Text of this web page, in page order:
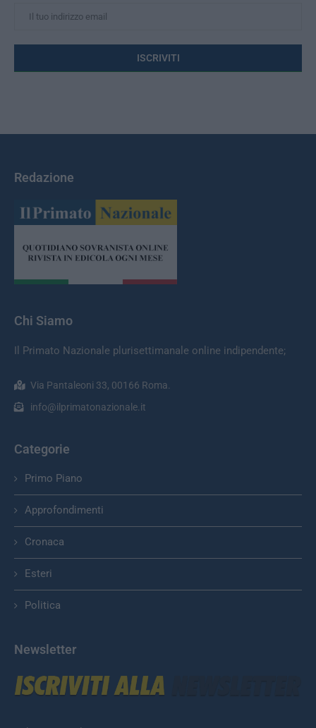
Redazione
Chi Siamo
Il Primato Nazionale plurisettimanale online indipendente;
Via Pantaleoni 33, 00166 Roma.
info@ilprimatonazionale.it
Categorie
Primo Piano
Approfondimenti
Cronaca
Esteri
Politica
Newsletter